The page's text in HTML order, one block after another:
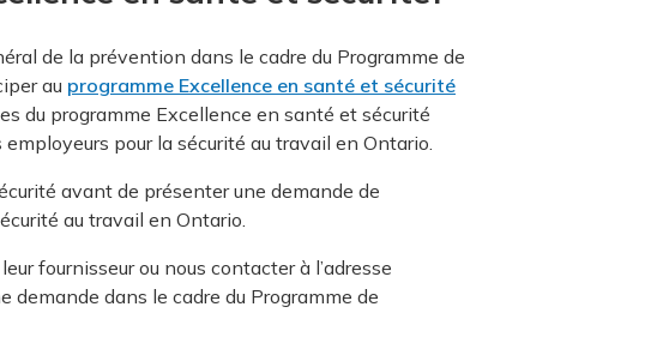
de la prévention dans le cadre du Programme de
au programme Excellence en santé et sécurité
du programme Excellence en santé et sécurité
pour la sécurité au travail en Ontario.
avant de présenter une demande de
au travail en Ontario.
fournisseur ou nous contacter à l’adresse
dans le cadre du Programme de